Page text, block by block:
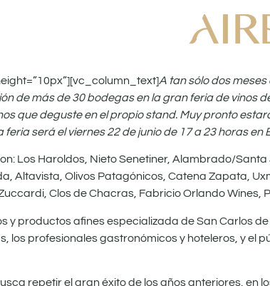
A tan sólo dos
de más de 30 bodegas en la gran feria de vinos
que deguste en el propio stand. Muy pronto
será el viernes 22 de junio de 17 a 23 horas en
Los Haroldos, Nieto Senetiner, Alambrado/Santa
Altavista, Olivos Patagónicos, Catena Zapata,
Clos de Chacras, Fabricio Orlando Wines,
y productos afines especializada de San Carlos
los profesionales gastronómicos y hoteleros, y el
repetir el gran éxito de los años anteriores,